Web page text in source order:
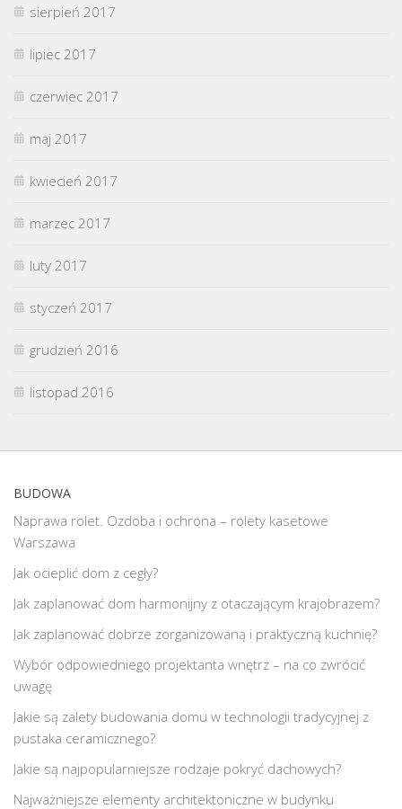
sierpień 2017
lipiec 2017
czerwiec 2017
maj 2017
kwiecień 2017
marzec 2017
luty 2017
styczeń 2017
grudzień 2016
listopad 2016
BUDOWA
Naprawa rolet. Ozdoba i ochrona – rolety kasetowe
Warszawa
Jak ocieplić dom z cegły?
Jak zaplanować dom harmonijny z otaczającym krajobrazem?
Jak zaplanować dobrze zorganizowaną i praktyczną kuchnię?
Wybór odpowiedniego projektanta wnętrz – na co zwrócić
uwagę
Jakie są zalety budowania domu w technologii tradycyjnej z
pustaka ceramicznego?
Jakie są najpopularniejsze rodzaje pokryć dachowych?
Najważniejsze elementy architektoniczne w budynku